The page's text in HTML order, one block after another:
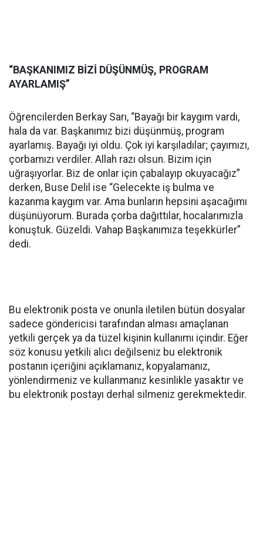
“BAŞKANIMIZ BİZİ DÜŞÜNMÜŞ, PROGRAM
AYARLAMIŞ”
Öğrencilerden Berkay Sarı, “Bayağı bir kaygım vardı,
hala da var. Başkanımız bizi düşünmüş, program
ayarlamış. Bayağı iyi oldu. Çok iyi karşıladılar; çayımızı,
çorbamızı verdiler. Allah razı olsun. Bizim için
uğraşıyorlar. Biz de onlar için çabalayıp okuyacağız”
derken, Buse Delil ise “Gelecekte iş bulma ve
kazanma kaygım var. Ama bunların hepsini aşacağımı
düşünüyorum. Burada çorba dağıttılar, hocalarımızla
konuştuk. Güzeldi. Vahap Başkanımıza teşekkürler”
dedi.
Bu elektronik posta ve onunla iletilen bütün dosyalar
sadece göndericisi tarafından alması amaçlanan
yetkili gerçek ya da tüzel kişinin kullanımı içindir. Eğer
söz konusu yetkili alıcı değilseniz bu elektronik
postanın içeriğini açıklamanız, kopyalamanız,
yönlendirmeniz ve kullanmanız kesinlikle yasaktır ve
bu elektronik postayı derhal silmeniz gerekmektedir.